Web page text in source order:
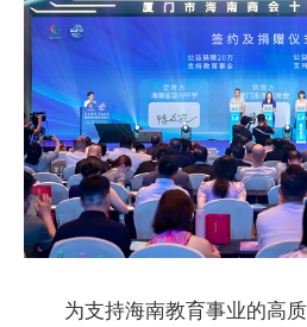
为支持海南教育事业的高